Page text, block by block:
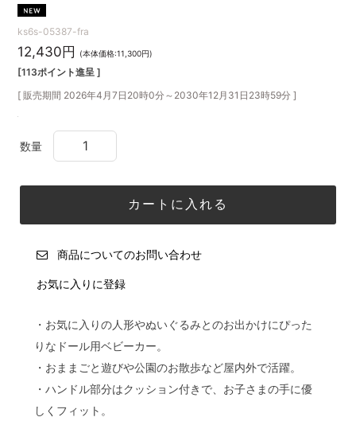
ks6s-05387-fra
12,430円 (本体価格:11,300円)
[113ポイント進呈 ]
[ 販売期間 2026年4月7日20時0分～ 2030年12月31日23時59分 ]
数量
商品についてのお問い合わせ
お気に入りに登録
・お気に入りの人形やぬいぐるみとのお出かけにぴった
りなドール用ベビーカー。
・おままごと遊びや公園のお散歩など屋内外で活躍。
・ハンドル部分はクッション付きで、お子さまの手に優
しくフィット。